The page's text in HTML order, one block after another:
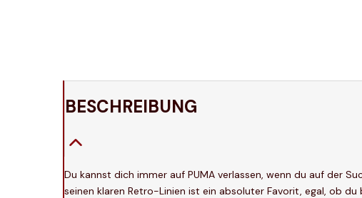
BESCHREIBUNG
Du kannst dich immer auf PUMA verlassen, wenn du auf der
seinen klaren Retro-Linien ist ein absoluter Favorit, egal, ob